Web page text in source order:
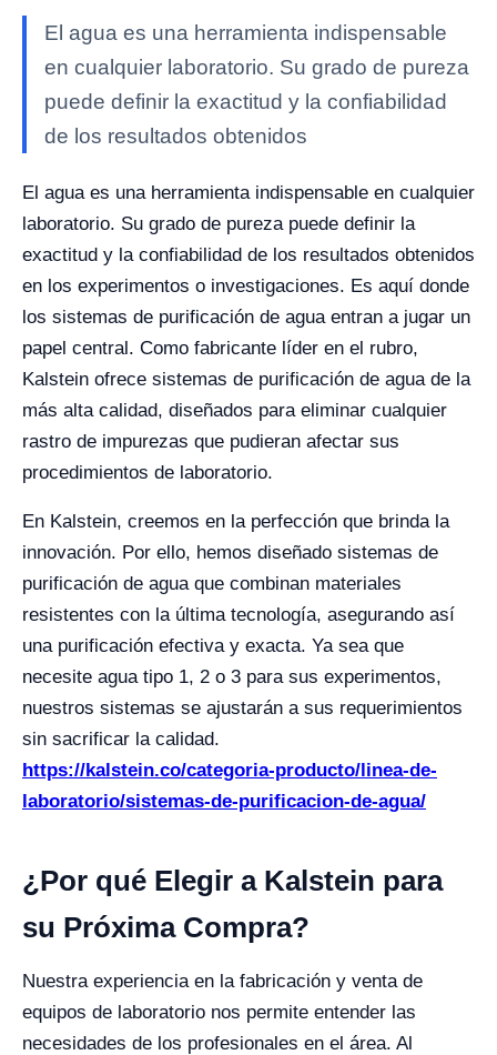
El agua es una herramienta indispensable
en cualquier laboratorio. Su grado de pureza
puede definir la exactitud y la confiabilidad
de los resultados obtenidos
El agua es una herramienta indispensable en cualquier
laboratorio. Su grado de pureza puede definir la
exactitud y la confiabilidad de los resultados obtenidos
en los experimentos o investigaciones. Es aquí donde
los sistemas de purificación de agua entran a jugar un
papel central. Como fabricante líder en el rubro,
Kalstein ofrece sistemas de purificación de agua de la
más alta calidad, diseñados para eliminar cualquier
rastro de impurezas que pudieran afectar sus
procedimientos de laboratorio.
En Kalstein, creemos en la perfección que brinda la
innovación. Por ello, hemos diseñado sistemas de
purificación de agua que combinan materiales
resistentes con la última tecnología, asegurando así
una purificación efectiva y exacta. Ya sea que
necesite agua tipo 1, 2 o 3 para sus experimentos,
nuestros sistemas se ajustarán a sus requerimientos
sin sacrificar la calidad.
https://kalstein.co/categoria-producto/linea-de-
laboratorio/sistemas-de-purificacion-de-agua/
¿Por qué Elegir a Kalstein para
su Próxima Compra?
Nuestra experiencia en la fabricación y venta de
equipos de laboratorio nos permite entender las
necesidades de los profesionales en el área. Al